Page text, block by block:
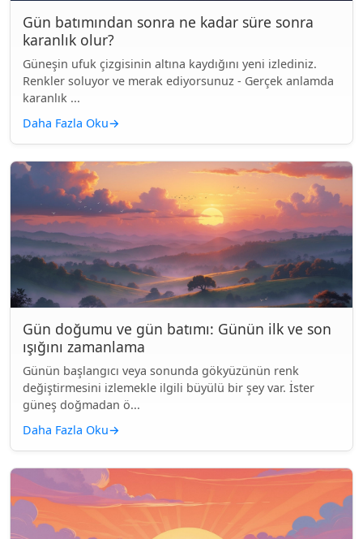
Gün batımından sonra ne kadar süre sonra
karanlık olur?
Güneşin ufuk çizgisinin altına kaydığını yeni izlediniz.
Renkler soluyor ve merak ediyorsunuz - Gerçek anlamda
karanlık ...
Daha Fazla Oku→
Gün doğumu ve gün batımı: Günün ilk ve son
ışığını zamanlama
Günün başlangıcı veya sonunda gökyüzünün renk
değiştirmesini izlemekle ilgili büyülü bir şey var. İster
güneş doğmadan ö...
Daha Fazla Oku→